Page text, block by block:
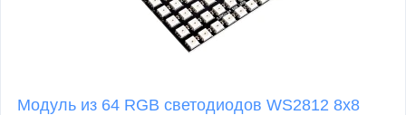
Модуль из 64 RGB светодиодов WS2812 8x8